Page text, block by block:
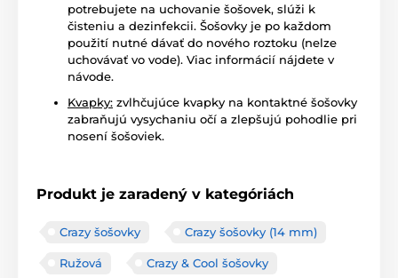
potrebujete na uchovanie šošovek, slúži k
čisteniu a dezinfekcii. Šošovky je po každom
použití nutné dávať do nového roztoku (nelze
uchovávať vo vode). Viac informácií nájdete v
návode.
Kvapky: zvlhčujúce kvapky na kontaktné šošovky
zabraňujú vysychaniu očí a zlepšujú pohodlie pri
nosení šošoviek.
Produkt je zaradený v kategóriách
Crazy šošovky Crazy šošovky (14 mm)
Ružová Crazy & Cool šošovky